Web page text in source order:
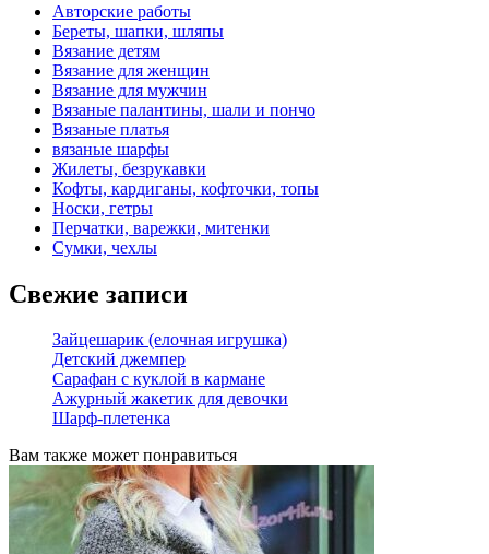
Авторские работы
Береты, шапки, шляпы
Вязание детям
Вязание для женщин
Вязание для мужчин
Вязаные палантины, шали и пончо
Вязаные платья
вязаные шарфы
Жилеты, безрукавки
Кофты, кардиганы, кофточки, топы
Носки, гетры
Перчатки, варежки, митенки
Сумки, чехлы
Свежие записи
Зайцешарик (елочная игрушка)
Детский джемпер
Сарафан с куклой в кармане
Ажурный жакетик для девочки
Шарф-плетенка
Вам также может понравиться